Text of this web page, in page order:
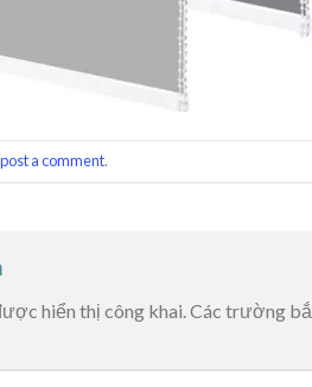
post a comment.
hiển thị công khai.Các trường